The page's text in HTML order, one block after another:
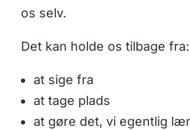
os selv.
Det kan holde os tilbage fra:
at sige fra
at tage plads
at gøre det, vi egentlig